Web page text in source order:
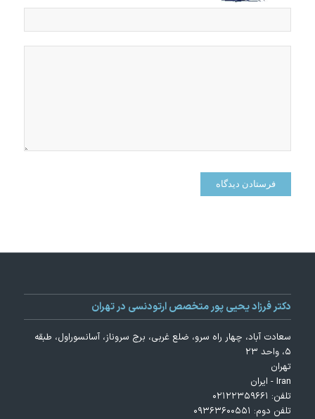
دکتر فرزاد یحیی پور متخصص ارتودنسی در تهران
سعادت آباد، چهار راه سرو، ضلع غربی، برج سروناز، آسانسوراول، طبقه
۵، واحد ۲۳
تهران
Iran - ایران
تلفن: ۰۲۱۲۲۳۵۹۶۶۱
تلفن دوم: ۰۹۳۶۳۶۰۰۵۵۱